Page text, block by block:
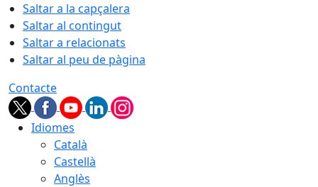
Saltar a la capçalera
Saltar al contingut
Saltar a relacionats
Saltar al peu de pàgina
Contacte
Idiomes
Català
Castellà
Anglès